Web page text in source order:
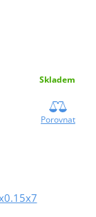
Skladem
Porovnat